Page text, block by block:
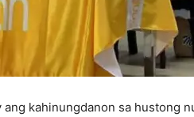
kahinungdanon sa hustong